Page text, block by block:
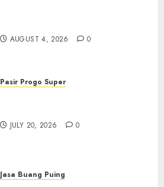
AUGUST 4, 2026 0
Pasir Progo Super
JULY 20, 2026 0
Jasa Buang Puing